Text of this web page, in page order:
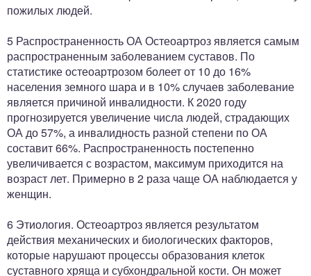
пожилых людей.
5 Распространенность ОА Остеоартроз является самым
распространенным заболеванием суставов. По
статистике остеоартрозом болеет от 10 до 16%
населения земного шара и в 10% случаев заболевание
является причиной инвалидности. К 2020 году
прогнозируется увеличение числа людей, страдающих
ОА до 57%, а инвалидность разной степени по ОА
составит 66%. Распространенность постепенно
увеличивается с возрастом, максимум приходится на
возраст лет. Примерно в 2 раза чаще ОА наблюдается у
женщин.
6 Этиология. Остеоартроз является результатом
действия механических и биологических факторов,
которые нарушают процессы образования клеток
суставного хряща и субхондральной кости. Он может